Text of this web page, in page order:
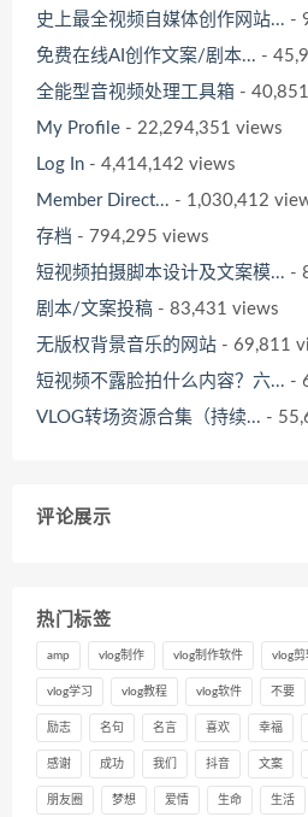
史上最全视频自媒体创作网站... -
免费在线AI创作文案/剧本... -
全能型音视频处理工具箱 -
My Profile - 22,294,351 views
Log In - 4,414,142 views
Member Direct... - 1,030,412
存档 - 794,295 views
短视频拍摄脚本设计及文案模... -
剧本/文案投稿 - 83,431 views
无版权背景音乐的网站 - 69,811
短视频不露脸拍什么内容？六... -
VLOG转场资源合集（持续... -
评论展示
热门标签
amp vlog制作 vlog制作软件 vlog剪
vlog学习 vlog教程 vlog软件 不要
励志 名句 名言 喜欢 幸福
感谢 成功 我们 抖音 文案
朋友圈 梦想 爱情 生命 生活